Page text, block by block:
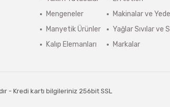
Mengeneler
Manyetik Ürünler
Kalıp Elemanları
Makinalar ve
Yağlar Sıvılar ve
Markalar
- Kredi kartı bilgileriniz 256bit SSL